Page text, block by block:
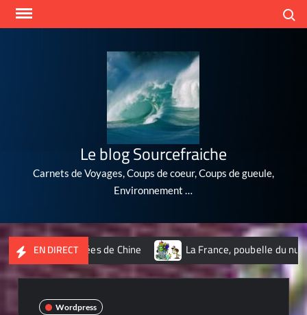
Skip
Le blog Sourcefraiche
Carnets de Voyages, Coups de coeur, Coups de gueule,
Environnement …
EN DIRECT
polluées de Chine La France, poubelle du nucléaire de
Wordpress